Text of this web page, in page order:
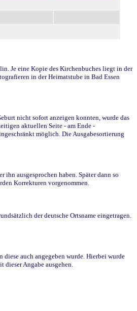
Je eine Kopie des Kirchenbuches liegt in der
in der Heimatstube in Bad Essen
nicht sofort anzeigen konnten, wurde das
aktuellen Seite - am Ende -
möglich. Die Ausgabesortierung
ausgesprochen haben. Später dann so
Korrekturen vorgenommen.
der deutsche Ortsname eingetragen.
auch angegeben wurde. Hierbei wurde
Angabe ausgehen.